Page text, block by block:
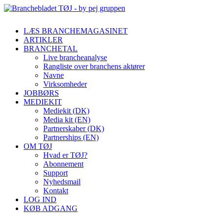
LÆS BRANCHEMAGASINET
ARTIKLER
BRANCHETAL
Live brancheanalyse
Rangliste over branchens aktører
Navne
Virksomheder
JOBBØRS
MEDIEKIT
Mediekit (DK)
Media kit (EN)
Partnerskaber (DK)
Partnerships (EN)
OM TØJ
Hvad er TØJ?
Abonnement
Support
Nyhedsmail
Kontakt
LOG IND
KØB ADGANG